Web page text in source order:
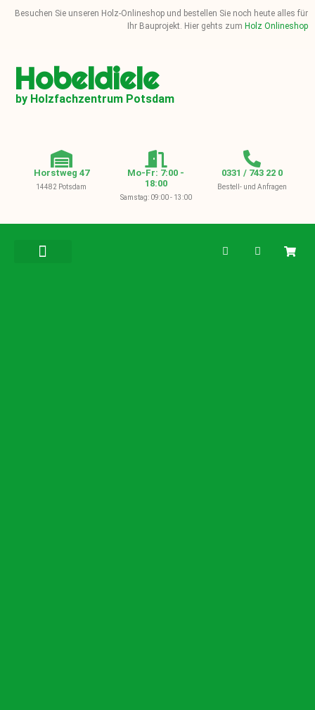
Besuchen Sie unseren Holz-Onlineshop und bestellen Sie noch heute alles für
Ihr Bauprojekt. Hier gehts zum Holz Onlineshop
Hobeldiele
by Holzfachzentrum Potsdam
Horstweg 47
14482 Potsdam
Mo-Fr: 7:00 -
18:00
Samstag: 09:00 - 13:00
0331 / 743 22 0
Bestell- und Anfragen